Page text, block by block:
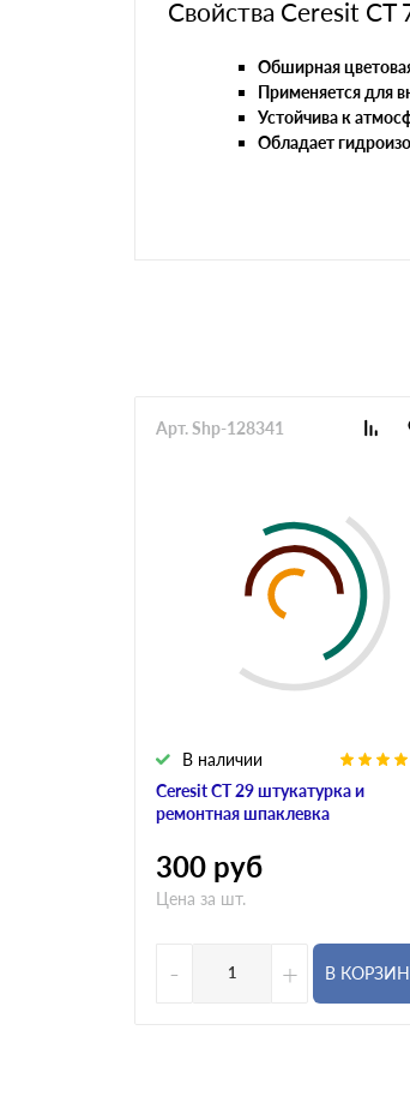
Свойства Ceresit CT
Обширная
Применяется для
Устойчива к
Обладает
Ceresit CT 29 штукатурка и
ремонтная шпаклевка
В наличии
Арт. Shp-128341
300 руб
Цена за шт.
- + В